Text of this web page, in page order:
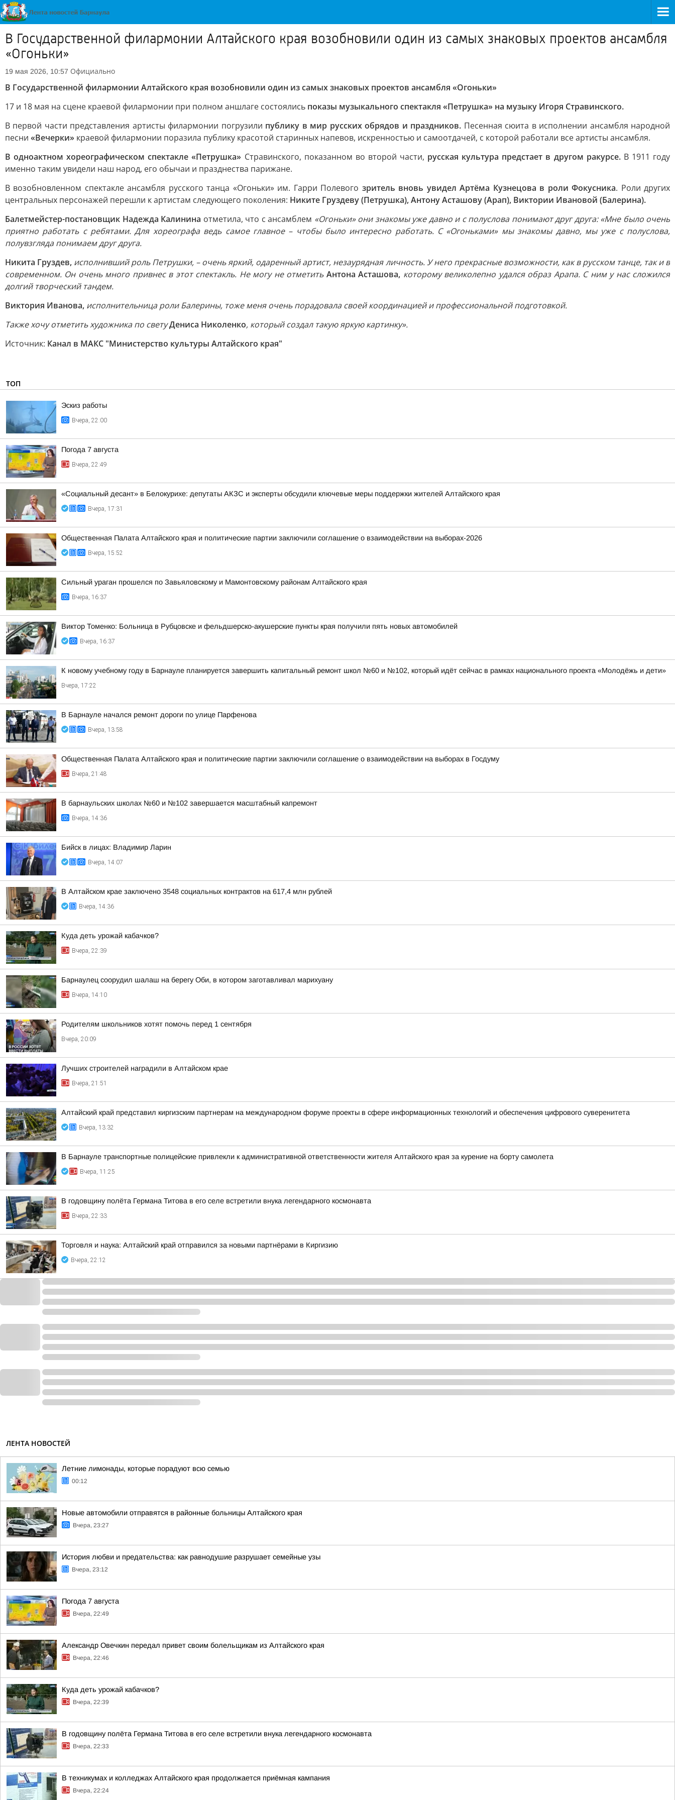
В Государственной филармонии Алтайского края возобновили один из самых знаковых проектов ансамбля
«Огоньки»
19 мая 2026, 10:57 Официально
В Государственной филармонии Алтайского края возобновили один из самых знаковых проектов ансамбля «Огоньки»
17 и 18 мая на сцене краевой филармонии при полном аншлаге состоялись показы музыкального спектакля «Петрушка» на музыку Игоря Стравинского.
В первой части представления артисты филармонии погрузили публику в мир русских обрядов и праздников. Песенная сюита в исполнении ансамбля народной
песни «Вечерки» краевой филармонии поразила публику красотой старинных напевов, искренностью и самоотдачей, с которой работали все артисты ансамбля.
В одноактном хореографическом спектакле «Петрушка» Стравинского, показанном во второй части, русская культура предстает в другом ракурсе. В 1911 году
именно таким увидели наш народ, его обычаи и празднества парижане.
В возобновленном спектакле ансамбля русского танца «Огоньки» им. Гарри Полевого зритель вновь увидел Артёма Кузнецова в роли Фокусника. Роли других
центральных персонажей перешли к артистам следующего поколения: Никите Груздеву (Петрушка), Антону Асташову (Арап), Виктории Ивановой (Балерина).
Балетмейстер-постановщик Надежда Калинина отметила, что с ансамблем «Огоньки» они знакомы уже давно и с полуслова понимают друг друга: «Мне было очень
приятно работать с ребятами. Для хореографа ведь самое главное – чтобы было интересно работать. С «Огоньками» мы знакомы давно, мы уже с полуслова,
полувзгляда понимаем друг друга.
Никита Груздев, исполнивший роль Петрушки, – очень яркий, одаренный артист, незаурядная личность. У него прекрасные возможности, как в русском танце, так и в
современном. Он очень много привнес в этот спектакль. Не могу не отметить Антона Асташова, которому великолепно удался образ Арапа. С ним у нас сложился
долгий творческий тандем.
Виктория Иванова, исполнительница роли Балерины, тоже меня очень порадовала своей координацией и профессиональной подготовкой.
Также хочу отметить художника по светуДениса Николенко, который создал такую яркую картинку».
Источник: Канал в МАКС "Министерство культуры Алтайского края"
ТОП
Эскиз работы
Вчера, 22:00
Погода 7 августа
Вчера, 22:49
«Социальный десант» в Белокурихе: депутаты АКЗС и эксперты обсудили ключевые меры поддержки жителей Алтайского края
Вчера, 17:31
Общественная Палата Алтайского края и политические партии заключили соглашение о взаимодействии на выборах-2026
Вчера, 15:52
Сильный ураган прошелся по Завьяловскому и Мамонтовскому районам Алтайского края
Вчера, 16:37
Виктор Томенко: Больница в Рубцовске и фельдшерско-акушерские пункты края получили пять новых автомобилей
Вчера, 16:37
К новому учебному году в Барнауле планируется завершить капитальный ремонт школ №60 и №102, который идёт сейчас в рамках национального проекта «Молодёжь и дети»
Вчера, 17:22
В Барнауле начался ремонт дороги по улице Парфенова
Вчера, 13:58
Общественная Палата Алтайского края и политические партии заключили соглашение о взаимодействии на выборах в Госдуму
Вчера, 21:48
В барнаульских школах №60 и №102 завершается масштабный капремонт
Вчера, 14:36
Бийск в лицах: Владимир Ларин
Вчера, 14:07
В Алтайском крае заключено 3548 социальных контрактов на 617,4 млн рублей
Вчера, 14:36
Куда деть урожай кабачков?
Вчера, 22:39
Барнаулец соорудил шалаш на берегу Оби, в котором заготавливал марихуану
Вчера, 14:10
Родителям школьников хотят помочь перед 1 сентября
Вчера, 20:09
Лучших строителей наградили в Алтайском крае
Вчера, 21:51
Алтайский край представил киргизским партнерам на международном форуме проекты в сфере информационных технологий и обеспечения цифрового суверенитета
Вчера, 13:32
В Барнауле транспортные полицейские привлекли к административной ответственности жителя Алтайского края за курение на борту самолета
Вчера, 11:25
В годовщину полёта Германа Титова в его селе встретили внука легендарного космонавта
Вчера, 22:33
Торговля и наука: Алтайский край отправился за новыми партнёрами в Киргизию
Вчера, 22:12
ЛЕНТА НОВОСТЕЙ
Летние лимонады, которые порадуют всю семью
00:12
Новые автомобили отправятся в районные больницы Алтайского края
Вчера, 23:27
История любви и предательства: как равнодушие разрушает семейные узы
Вчера, 23:12
Погода 7 августа
Вчера, 22:49
Александр Овечкин передал привет своим болельщикам из Алтайского края
Вчера, 22:46
Куда деть урожай кабачков?
Вчера, 22:39
В годовщину полёта Германа Титова в его селе встретили внука легендарного космонавта
Вчера, 22:33
В техникумах и колледжах Алтайского края продолжается приёмная кампания
Вчера, 22:24